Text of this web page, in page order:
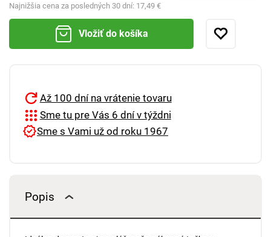
Najnižšia cena za posledných 30 dní: 17,49 €
Vložiť do košíka
Až 100 dní na vrátenie tovaru
Sme tu pre Vás 6 dní v týždni
Sme s Vami už od roku 1967
Popis